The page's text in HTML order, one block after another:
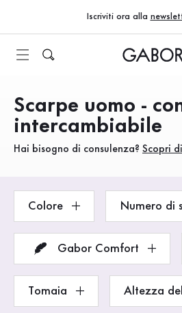
Vai al contenuto principale
Vai alla navigazione principale
Iscriviti ora alla
Prodotti
Scarpe uomo -
intercambiabile
Hai bisogno di consulenza? Scopri
Colore Numero di
Gabor Comfort
Tomaia Altezza